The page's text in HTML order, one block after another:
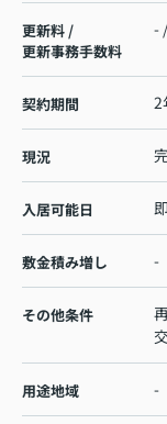
更新料 /
更新事務手数料
-
契約期間 2
現況
入居可能日
敷金積み増し -
その他条件
用途地域 -